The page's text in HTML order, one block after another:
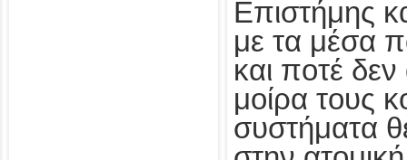
Επιστήμης
με τα μέσα
και ποτέ
μοίρα τους
συστήματα